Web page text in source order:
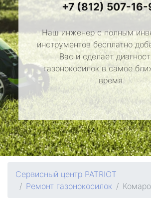
+7 (812) 507-16-
Наш инженер с полным
инструментов бесплатно
Вас и сделает
газонокосилок в самое
время.
Сервисный центр PATRIOT
Ремонт газонокосилок